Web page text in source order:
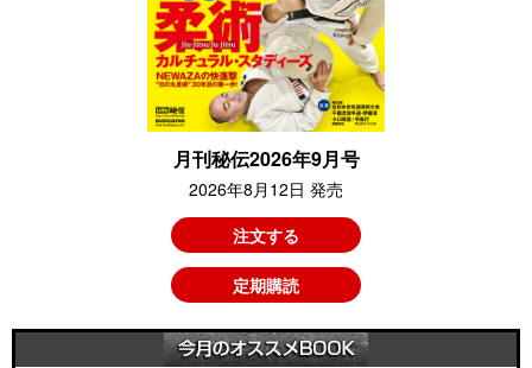
月刊秘伝2026年9月号
2026年8月12日 発売
注文する
定期購読